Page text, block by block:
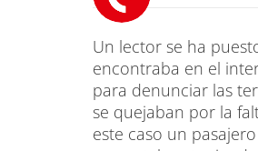
Un lector se ha
encontraba en el
para denunciar las
se quejaban por la
este caso un